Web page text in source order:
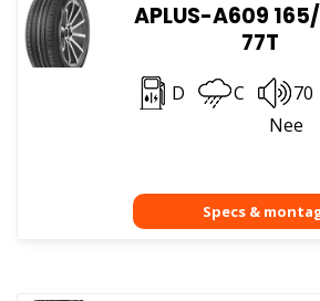
APLUS-A609
77T
D C 70
Nee